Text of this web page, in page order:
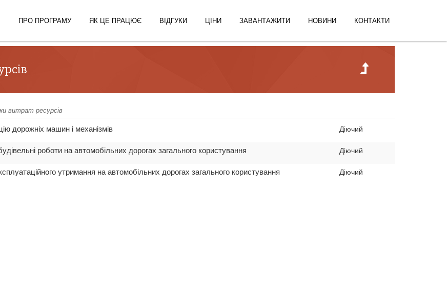
ПРО ПРОГРАМУ ЯК ЦЕ ПРАЦЮЄ ВІДГУКИ ЦІНИ ЗАВАНТАЖИТИ НОВИНИ КОНТАКТИ
витрат ресурсів
дорожніх машин і механізмів Діючий
роботи на автомобільних дорогах загального користування Діючий
утримання на автомобільних дорогах загального користування Діючий